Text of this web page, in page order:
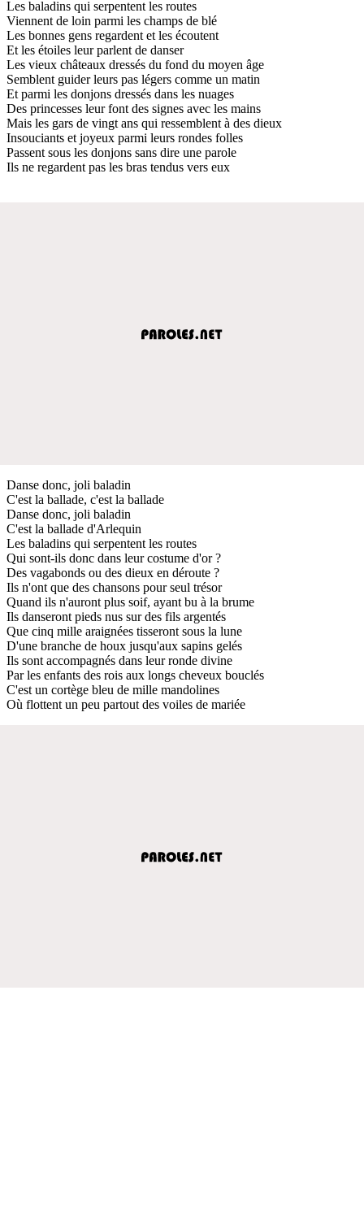
Les baladins qui serpentent les routes
Viennent de loin parmi les champs de blé
Les bonnes gens regardent et les écoutent
Et les étoiles leur parlent de danser
Les vieux châteaux dressés du fond du moyen âge
Semblent guider leurs pas légers comme un matin
Et parmi les donjons dressés dans les nuages
Des princesses leur font des signes avec les mains
Mais les gars de vingt ans qui ressemblent à des dieux
Insouciants et joyeux parmi leurs rondes folles
Passent sous les donjons sans dire une parole
Ils ne regardent pas les bras tendus vers eux
Danse donc, joli baladin
C'est la ballade, c'est la ballade
Danse donc, joli baladin
C'est la ballade d'Arlequin
Les baladins qui serpentent les routes
Qui sont-ils donc dans leur costume d'or ?
Des vagabonds ou des dieux en déroute ?
Ils n'ont que des chansons pour seul trésor
Quand ils n'auront plus soif, ayant bu à la brume
Ils danseront pieds nus sur des fils argentés
Que cinq mille araignées tisseront sous la lune
D'une branche de houx jusqu'aux sapins gelés
Ils sont accompagnés dans leur ronde divine
Par les enfants des rois aux longs cheveux bouclés
C'est un cortège bleu de mille mandolines
Où flottent un peu partout des voiles de mariée